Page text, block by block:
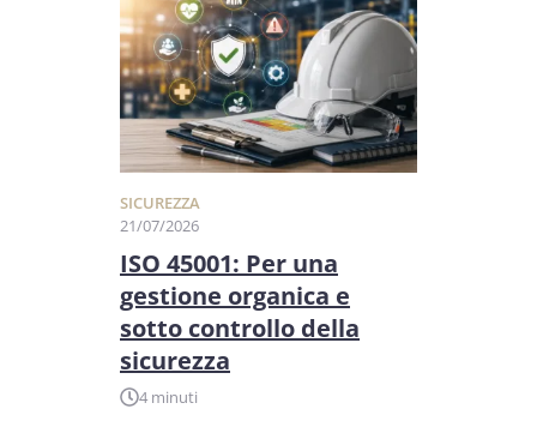
SICUREZZA
21/07/2026
ISO 45001: Per una
gestione organica e
sotto controllo della
sicurezza
4 minuti